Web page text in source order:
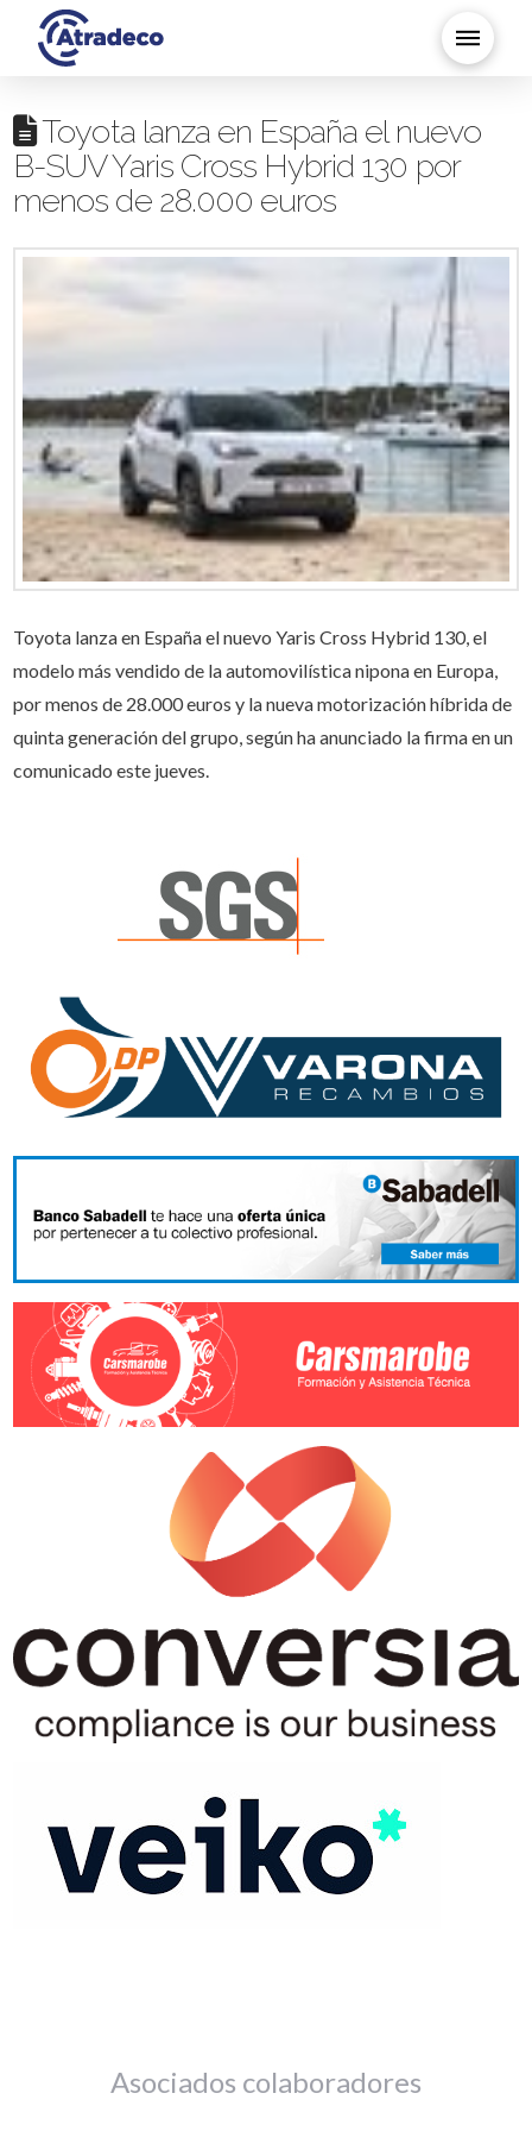
Toyota lanza en España el nuevo
B-SUV Yaris Cross Hybrid 130 por
menos de 28.000 euros
Toyota lanza en España el nuevo Yaris Cross Hybrid 130, el
modelo más vendido de la automovilística nipona en Europa,
por menos de 28.000 euros y la nueva motorización híbrida de
quinta generación del grupo, según ha anunciado la firma en un
comunicado este jueves.
Asociados colaboradores